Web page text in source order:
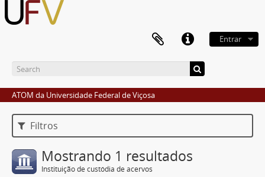
Entrar
ATOM da Universidade Federal de Viçosa
Filtros
Mostrando 1 resultados
Instituição de custódia de acervos